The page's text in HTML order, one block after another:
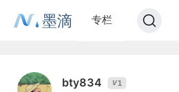
墨滴 专栏
bty834 V1